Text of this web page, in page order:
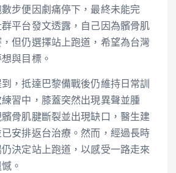
步便因劇痛停下，最終未能完
平台發文透露，自己因為髕骨肌
但仍選擇站上跑道，希望為台灣
與目標。
，抵達巴黎備戰後仍維持日常訓
習中，膝蓋突然出現異聲並腫
骨肌腱斷裂並出現缺口，醫生建
安排返台治療。然而，經過長時
決定站上跑道，以感受一路走來
。